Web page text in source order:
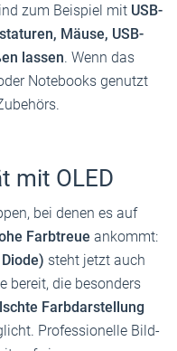
zum Beispiel mit USB-
Mäuse, USB-
lassen. Wenn das
Notebooks genutzt
mit OLED
bei denen es auf
Farbtreue ankommt:
steht jetzt auch
bereit, die besonders
Farbdarstellung
Professionelle Bild-